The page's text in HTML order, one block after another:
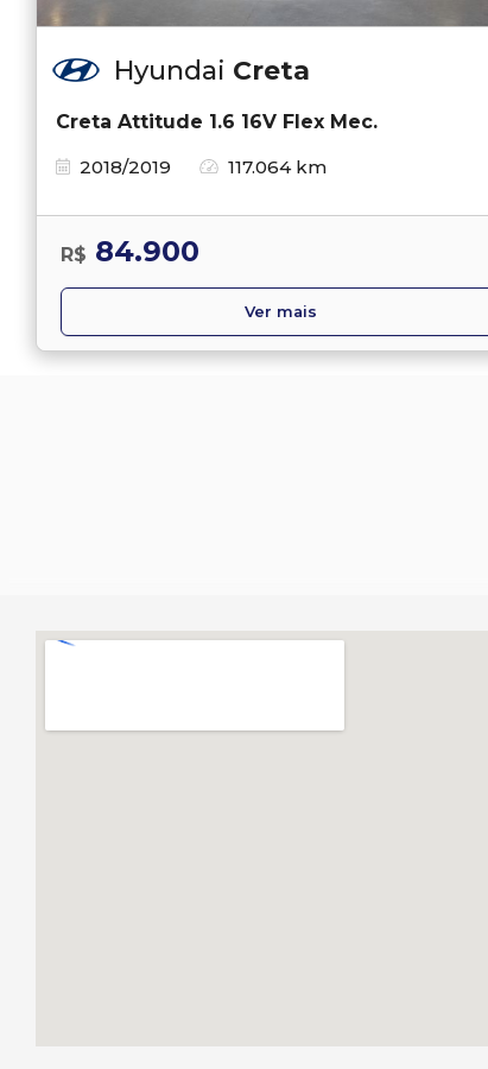
Hyundai Creta
Creta Attitude 1.6 16V Flex Mec.
2018/2019
117.064 km
R$ 84.900
Ver mais